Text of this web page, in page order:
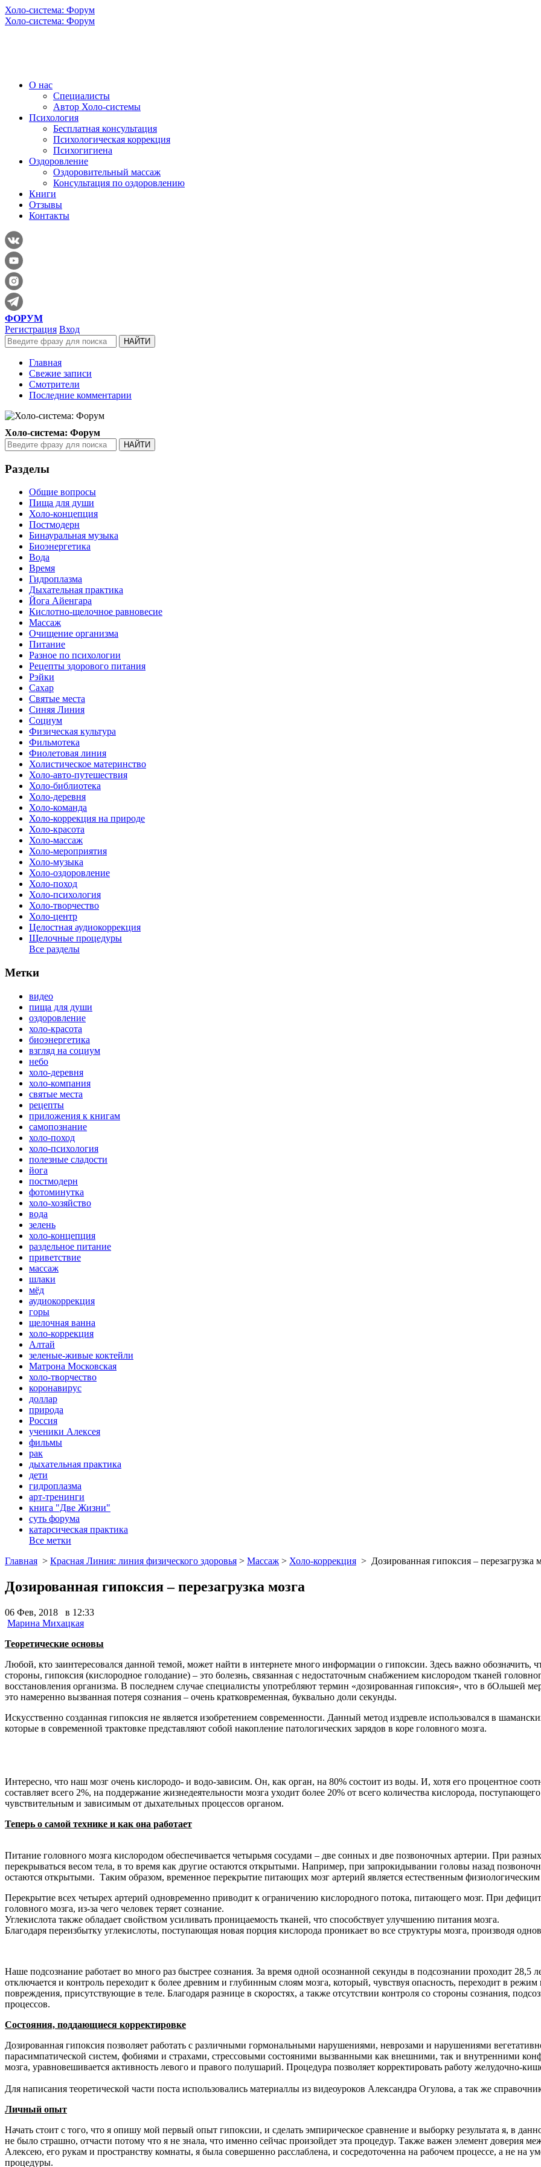
Холо-система: Форум
Холо-система: Форум
О нас
Специалисты
Автор Холо-системы
Психология
Бесплатная консультация
Психологическая коррекция
Психогигиена
Оздоровление
Оздоровительный массаж
Консультация по оздоровлению
Книги
Отзывы
Контакты
ФОРУМ
Регистрация Вход
Главная
Свежие записи
Смотрители
Последние комментарии
Холо-система: Форум
Разделы
Общие вопросы
Пища для души
Холо-концепция
Постмодерн
Бинауральная музыка
Биоэнергетика
Вода
Время
Гидроплазма
Дыхательная практика
Йога Айенгара
Кислотно-щелочное равновесие
Массаж
Очищение организма
Питание
Разное по психологии
Рецепты здорового питания
Рэйки
Сахар
Святые места
Синяя Линия
Социум
Физическая культура
Фильмотека
Фиолетовая линия
Холистическое материнство
Холо-авто-путешествия
Холо-библиотека
Холо-деревня
Холо-команда
Холо-коррекция на природе
Холо-красота
Холо-массаж
Холо-мероприятия
Холо-музыка
Холо-оздоровление
Холо-поход
Холо-психология
Холо-творчество
Холо-центр
Целостная аудиокоррекция
Щелочные процедуры
Все разделы
Метки
видео
пища для души
оздоровление
холо-красота
биоэнергетика
взгляд на социум
небо
холо-деревня
холо-компания
святые места
рецепты
приложения к книгам
самопознание
холо-поход
холо-психология
полезные сладости
йога
постмодерн
фотоминутка
холо-хозяйство
вода
зелень
холо-концепция
раздельное питание
приветствие
массаж
шлаки
мёд
аудиокоррекция
горы
щелочная ванна
холо-коррекция
Алтай
зеленые-живые коктейли
Матрона Московская
холо-творчество
коронавирус
доллар
природа
Россия
ученики Алексея
фильмы
рак
дыхательная практика
дети
гидроплазма
арт-тренинги
книга "Две Жизни"
суть форума
катарсическая практика
Все метки
Главная > Красная Линия: линия физического здоровья > Массаж > Холо-коррекция > Дозированная гипоксия – перезагрузка
Дозированная гипоксия – перезагрузка мозга
06 Фев, 2018 в 12:33
Марина Михацкая
Теоретические основы
Любой, кто заинтересовался данной темой, может найти в интернете много информации о гипоксии. Здесь важно обозначить,
стороны, гипоксия (кислородное голодание) – это болезнь, связанная с недостаточным снабжением кислородом тканей
восстановления организма. В последнем случае специалисты употребляют термин «дозированная гипоксия», что в бОльшей
это намеренно вызванная потеря сознания – очень кратковременная, буквально доли секунды.
Искусственно созданная гипоксия не является изобретением современности. Данный метод издревле использовался в
которые в современной трактовке представляют собой накопление патологических зарядов в коре головного мозга.
Интересно, что наш мозг очень кислородо- и водо-зависим. Он, как орган, на 80% состоит из воды. И, хотя его процентное
составляет всего 2%, на поддержание жизнедеятельности мозга уходит более 20% от всего количества кислорода,
чувствительным и зависимым от дыхательных процессов органом.
Теперь о самой технике и как она работает
Питание головного мозга кислородом обеспечивается четырьмя сосудами – две сонных и две позвоночных артерии. При
перекрываться весом тела, в то время как другие остаются открытыми. Например, при запрокидывании головы назад
остаются открытыми. Таким образом, временное перекрытие питающих мозг артерий является естественным
Перекрытие всех четырех артерий одновременно приводит к ограничению кислородного потока, питающего мозг. При
головного мозга, из-за чего человек теряет сознание.
Углекислота также обладает свойством усиливать проницаемость тканей, что способствует улучшению питания мозга.
Благодаря переизбытку углекислоты, поступающая новая порция кислорода проникает во все структуры мозга, производя
Наше подсознание работает во много раз быстрее сознания. За время одной осознанной секунды в подсознании проходит 28,5
отключается и контроль переходит к более древним и глубинным слоям мозга, который, чувствуя опасность, переходит в
повреждения, присутствующие в теле. Благодаря разнице в скоростях, а также отсутствии контроля со стороны сознания,
процессов.
Состояния, поддающиеся корректировке
Дозированная гипоксия позволяет работать с различными гормональными нарушениями, неврозами и нарушениями
парасимпатической систем, фобиями и страхами, стрессовыми состояними вызванными как внешними, так и внутренними
мозга, уравновешивается активность левого и правого полушарий. Процедура позволяет корректировать работу желудочно-
Для написания теоретической части поста использовались материаллы из видеоуроков Александра Огулова, а так же
Личный опыт
Начать стоит с того, что я опишу мой первый опыт гипоксии, и сделать эмпирическое сравнение и выборку результата я, в
не было страшно, отчасти потому что я не знала, что именно сейчас произойдет эта процедур. Также важен элемент доверия
Алексею, его рукам и пространству комнаты, я была совершенно расслаблена, и сосредоточенна на рабочем процессе, а не на
процедуры.